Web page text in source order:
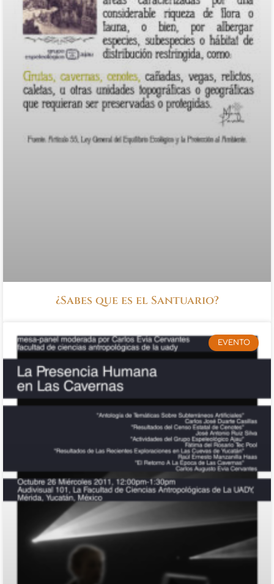
¿Sabes que es el Santuario?
EVENTO